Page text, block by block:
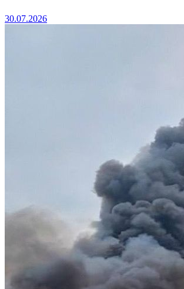
30.07.2026